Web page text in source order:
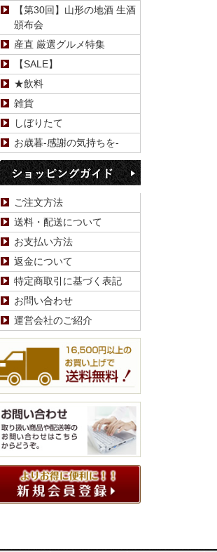
【第30回】山形の地酒 生酒
頒布会
産直 厳選グルメ特集
【SALE】
★飲料
雑貨
しぼりたて
お歳暮-感謝の気持ちを-
ご注文方法
送料・配送について
お支払い方法
返金について
特定商取引に基づく表記
お問い合わせ
運営会社のご紹介